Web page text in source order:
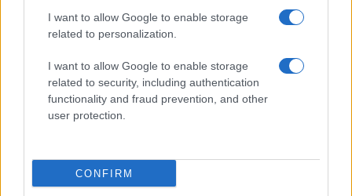
I want to allow Google to enable storage
related to personalization.
I want to allow Google to enable storage
related to security, including authentication
functionality and fraud prevention, and other
user protection.
CONFIRM
Le previsioni meteo per il weekend a Olbia e in
Gallura
Michelle Hunziker in Gallura, bella anche dal
vivo: un amico vip svela come fa
accoglienza minori chiude